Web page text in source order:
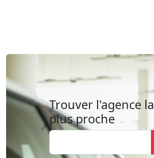
Trouver l'agence la
plus proche